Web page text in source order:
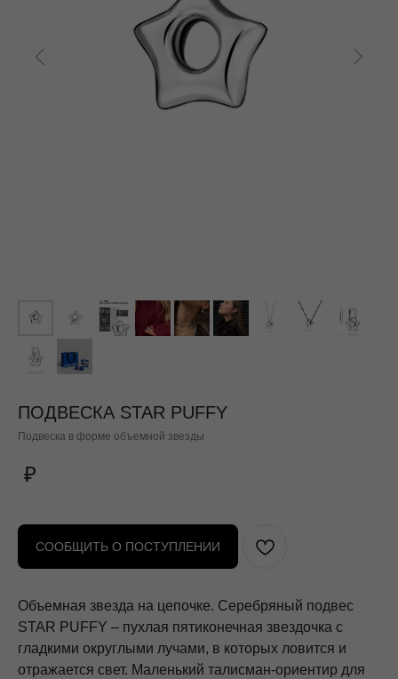
ПОДВЕСКА STAR PUFFY
Подвеска в форме объемной звезды
₽
СООБЩИТЬ О ПОСТУПЛЕНИИ
Объемная звезда на цепочке. Серебряный подвес
STAR PUFFY – пухлая пятиконечная звездочка с
гладкими округлыми лучами, в которых ловится и
отражается свет. Маленький талисман-ориентир для